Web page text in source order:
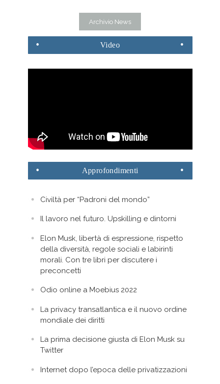
Archivio News
Video
Approfondimenti
Civiltà per “Padroni del mondo”
Il lavoro nel futuro. Upskilling e dintorni
Elon Musk, libertà di espressione, rispetto
della diversità, regole sociali e labirinti
morali. Con tre libri per discutere i
preconcetti
Odio online a Moebius 2022
La privacy transatlantica e il nuovo ordine
mondiale dei diritti
La prima decisione giusta di Elon Musk su
Twitter
Internet dopo l’epoca delle privatizzazioni